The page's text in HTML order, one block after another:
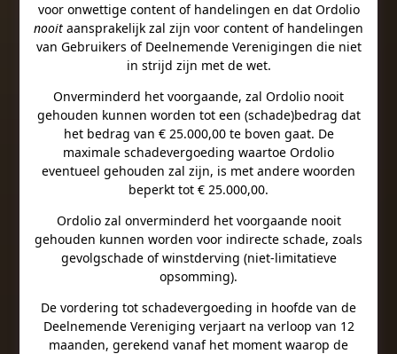
voor onwettige content of handelingen en dat Ordolio
nooit aansprakelijk zal zijn voor content of handelingen
van Gebruikers of Deelnemende Verenigingen die niet
in strijd zijn met de wet.
Onverminderd het voorgaande, zal Ordolio nooit
gehouden kunnen worden tot een (schade)bedrag dat
het bedrag van € 25.000,00 te boven gaat. De
maximale schadevergoeding waartoe Ordolio
eventueel gehouden zal zijn, is met andere woorden
beperkt tot € 25.000,00.
Ordolio zal onverminderd het voorgaande nooit
gehouden kunnen worden voor indirecte schade, zoals
gevolgschade of winstderving (niet-limitatieve
opsomming).
De vordering tot schadevergoeding in hoofde van de
Deelnemende Vereniging verjaart na verloop van 12
maanden, gerekend vanaf het moment waarop de